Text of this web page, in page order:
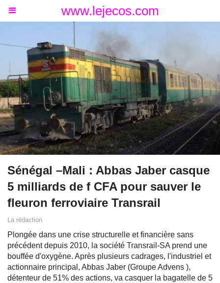
www.lejecos.com
Sénégal –Mali : Abbas Jaber casque
5 milliards de f CFA pour sauver le
fleuron ferroviaire Transrail
La rédaction
Plongée dans une crise structurelle et financière sans
précédent depuis 2010, la société Transrail-SA prend une
bouffée d'oxygène. Après plusieurs cadrages, l'industriel et
actionnaire principal, Abbas Jaber (Groupe Advens ),
détenteur de 51% des actions, va casquer la bagatelle de 5